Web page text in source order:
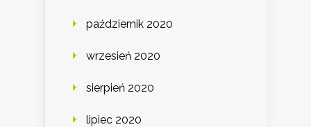
październik 2020
wrzesień 2020
sierpień 2020
lipiec 2020